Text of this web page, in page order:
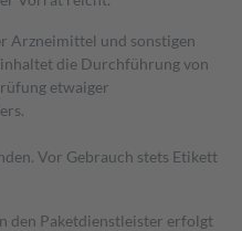
Arzneimittel und sonstigen
die Durchführung von
etwaiger
Vor Gebrauch stets Etikett
den Paketdienstleister erfolgt